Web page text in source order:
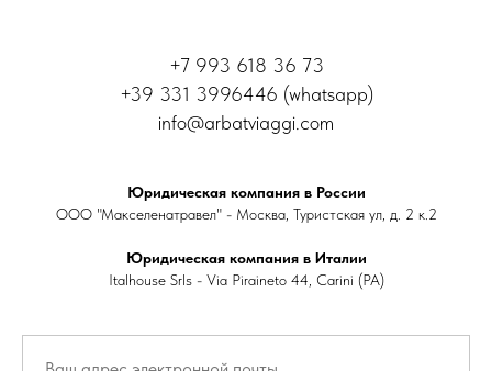
+7 993 618 36 73
+39 331 3996446 (whatsapp)
info@arbatviaggi.com
Юридическая компания в России
ООО "Макселенатравел" - Москва, Туристская ул, д. 2 к.2
Юридическая компания в Италии
Italhouse Srls - Via Piraineto 44, Carini (PA)